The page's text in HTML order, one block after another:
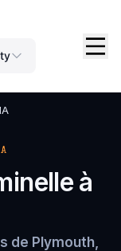
à
de Plymouth,